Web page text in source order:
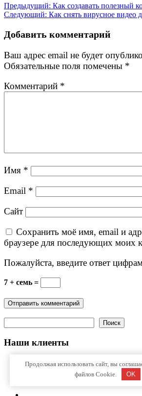
Навигация
по
записям
Предыдущий: Предыдущая
запись:
Как создавать полезный
Следующий: Следующая
Как снять вирусное видео
Добавить комментарий
Ваш адрес email не будет
Обязательные поля помечены *
Комментарий *
Имя *
Email *
Сайт
Сохранить моё имя, email и
браузере для последующих моих
Пожалуйста, введите ответ
7 + семь =
Поиск
Наши клиенты
Продолжая использовать сайт, вы
файлов Cookie.
OK